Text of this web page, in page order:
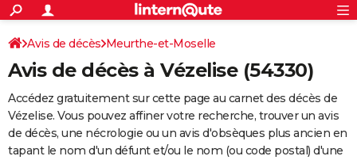
ACTUALITÉS
Politique
Société
Faits Divers
Education
Monde
Villes
+
SPORT
Coupe du monde 2026
Football
Tennis
Cyclisme
Rugby
Forum
Programme TV
TNT
Streaming
Cinéma
Sorties cinéma
Musique
+
FINANCE
Retraite
Epargne
Immobilier
Risques naturels par ville
Assurance
AUTO
S'inscrire
Connexion
Avis de décès Meurthe-et-Moselle
Avis de décès à Vézelise (54330)
Accédez gratuitement sur cette page au carnet des décès de
Vézelise. Vous pouvez affiner votre recherche, trouver un avis
de décès, une nécrologie ou un avis d'obsèques plus ancien en
tapant le nom d'un défunt et/ou le nom (ou code postal) d'une